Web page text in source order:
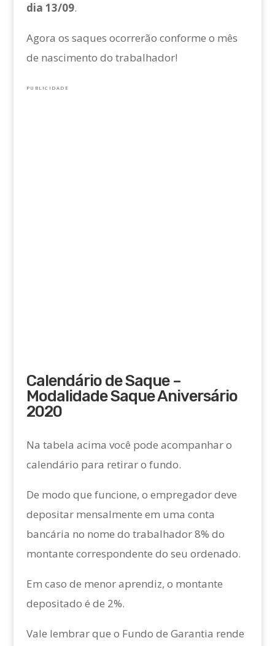
dia 13/09.
Agora os saques ocorrerão conforme o mês
de nascimento do trabalhador!
PUBLICIDADE
Calendário de Saque –
Modalidade Saque Aniversário
2020
Na tabela acima você pode acompanhar o
calendário para retirar o fundo.
De modo que funcione, o empregador deve
depositar mensalmente em uma conta
bancária no nome do trabalhador 8% do
montante correspondente do seu ordenado.
Em caso de menor aprendiz, o montante
depositado é de 2%.
Vale lembrar que o Fundo de Garantia rende